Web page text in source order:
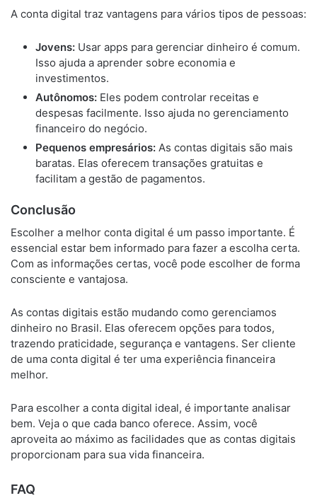
A conta digital traz vantagens para vários tipos de pessoas:
Jovens: Usar apps para gerenciar dinheiro é comum.
Isso ajuda a aprender sobre economia e
investimentos.
Autônomos: Eles podem controlar receitas e
despesas facilmente. Isso ajuda no gerenciamento
financeiro do negócio.
Pequenos empresários: As contas digitais são mais
baratas. Elas oferecem transações gratuitas e
facilitam a gestão de pagamentos.
Conclusão
Escolher a melhor conta digital é um passo importante. É
essencial estar bem informado para fazer a escolha certa.
Com as informações certas, você pode escolher de forma
consciente e vantajosa.
As contas digitais estão mudando como gerenciamos
dinheiro no Brasil. Elas oferecem opções para todos,
trazendo praticidade, segurança e vantagens. Ser cliente
de uma conta digital é ter uma experiência financeira
melhor.
Para escolher a conta digital ideal, é importante analisar
bem. Veja o que cada banco oferece. Assim, você
aproveita ao máximo as facilidades que as contas digitais
proporcionam para sua vida financeira.
FAQ